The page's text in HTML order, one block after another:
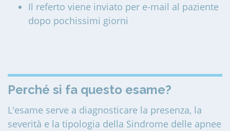
Il referto viene inviato per e-mail al paziente
dopo pochissimi giorni
Perché si fa questo esame?
L'esame serve a diagnosticare la presenza, la
severità e la tipologia della Sindrome delle apnee